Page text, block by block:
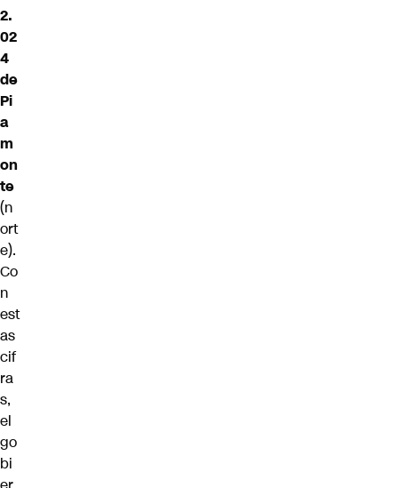
2.
02
4
de
Pi
a
m
on
te
(n
ort
e).
Co
n
est
as
cif
ra
s,
el
go
bi